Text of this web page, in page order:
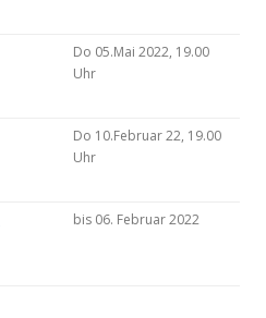
Do 05.Mai 2022, 19.00
Uhr
Do 10.Februar 22, 19.00
Uhr
bis 06. Februar 2022